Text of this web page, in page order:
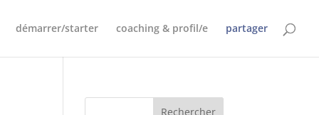
démarrer/starter coaching & profil/e partager